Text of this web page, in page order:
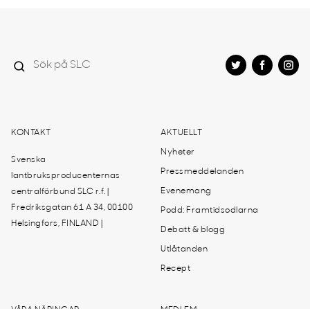
KONTAKT
Svenska
lantbruksproducenternas
centralförbund SLC r.f. |
Fredriksgatan 61 A 34, 00100
Helsingfors, FINLAND |
AKTUELLT
Nyheter
Pressmeddelanden
Evenemang
Podd: Framtidsodlarna
Debatt & blogg
Utlåtanden
Recept